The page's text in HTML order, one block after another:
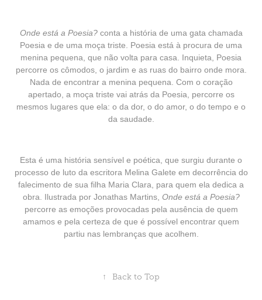
Onde está a Poesia?conta a história de uma gata chamada
Poesia e de uma moça triste. Poesia está à procura de uma
menina pequena, que não volta para casa. Inquieta, Poesia
percorre os cômodos, o jardim e as ruas do bairro onde mora.
Nada de encontrar a menina pequena. Com o coração
apertado, a moça triste vai atrás da Poesia, percorre os
mesmos lugares que ela: o da dor, o do amor, o do tempo e o
da saudade.
Esta é uma história sensível e poética, que surgiu durante o
processo de luto da escritora Melina Galete em decorrência do
falecimento de sua filha Maria Clara, para quem ela dedica a
obra. Ilustrada por Jonathas Martins, Onde está a Poesia?
percorre as emoções provocadas pela ausência de quem
amamos e pela certeza de que é possível encontrar quem
partiu nas lembranças que acolhem.
↑ Back to Top